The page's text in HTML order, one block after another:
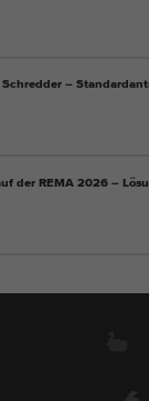
–
der REMA 2026 –